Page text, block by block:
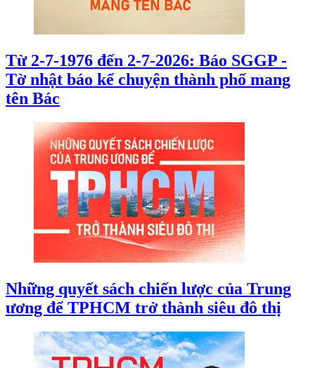
Từ 2-7-1976 đến 2-7-2026: Báo SGGP -
Tờ nhật báo kể chuyện thành phố mang
tên Bác
Những quyết sách chiến lược của Trung
ương để TPHCM trở thành siêu đô thị